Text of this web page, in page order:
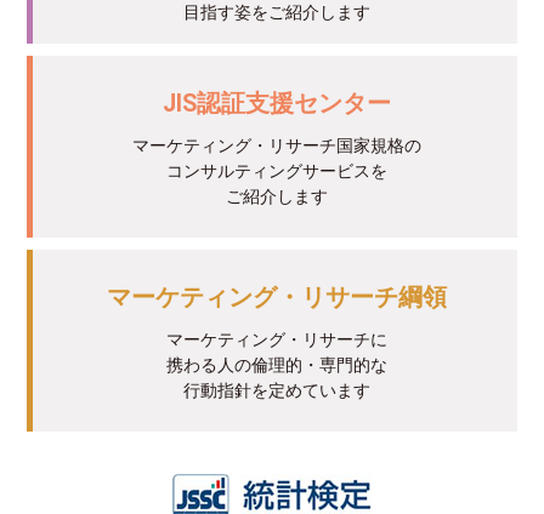
目指す姿をご紹介します
JIS認証支援センター
マーケティング・リサーチ国家規格の
コンサルティングサービスを
ご紹介します
マーケティング・リサーチ綱領
マーケティング・リサーチに
携わる人の倫理的・専門的な
行動指針を定めています